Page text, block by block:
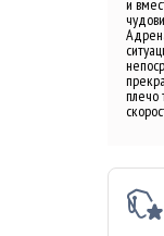
и
плечо